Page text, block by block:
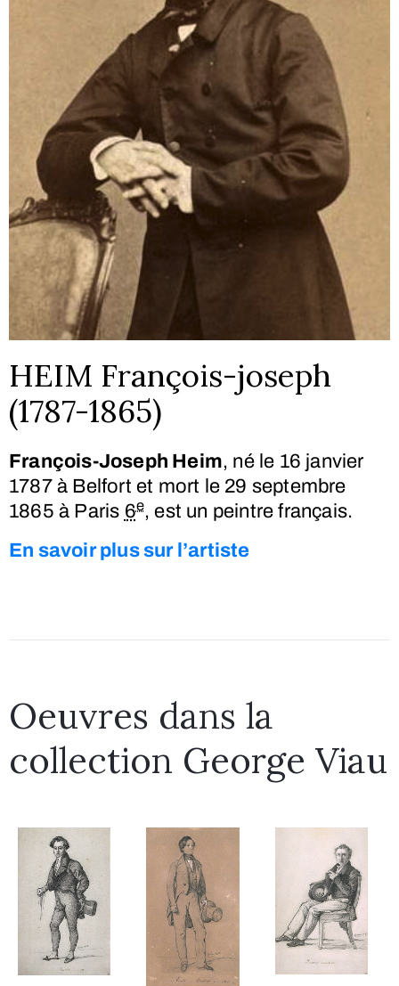
HEIM François-joseph
(1787-1865)
François-Joseph Heim, né le 16 janvier
1787à Belfort et mort le 29 septembre
1865 à Paris 6e, est un peintre français.
En savoir plus sur l’artiste
Oeuvres dans la
collection George Viau